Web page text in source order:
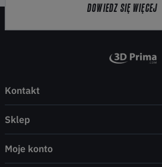
DOWIEDZ SIĘ WIĘCEJ
Kontakt
Sklep
Moje konto